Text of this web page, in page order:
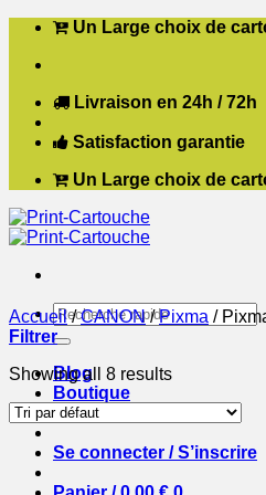
Passer
contenu
Un Large choix de
Livraison en 24h / 72h
Satisfaction garantie
Un Large choix de
Recherche
pour :
Blog
Boutique
Contact
Se connecter / S’inscrire
Accueil / CANON / Pixma /
Filtrer
Showing all 8 results